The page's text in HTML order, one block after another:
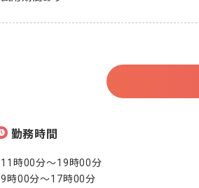
勤務時間
11時00分～19時00分
9時00分～17時00分